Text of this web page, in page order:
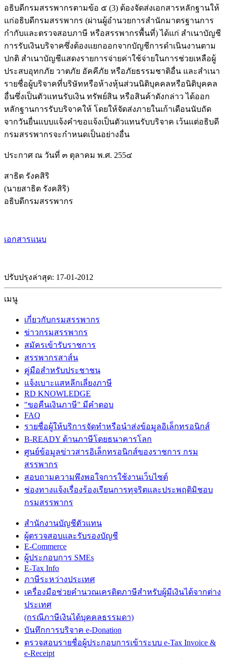
อธิบดีกรมสรรพากรตามข้อ ๕ (3) ต้องจัดส่งเอกสารหลักฐานให้
แก่อธิบดีกรมสรรพากร (ผ่านผู้อำนวยการสำนักมาตรฐานการ
กำกับและตรวจสอบภาษี หรือสรรพากรพื้นที่) ได้แก่ สำเนาบัญชี
การรับเงินบริจาคซึ่งต้องแยกออกจากบัญชีการดำเนินงานตาม
ปกติ สำเนาบัญชีแสดงรายการจ่ายค่าใช้จ่ายในการช่วยเหลือผู้
ประสบอุทกภัย วาตภัย อัคคีภัย หรือภัยธรรมชาติอื่น และสำเนา
รายชื่อผู้บริจาคที่บริษัทหรือห้างหุ้นส่วนนิติบุคคลหรือนิติบุคคล
อื่นซึ่งเป็นตัวแทนรับเงิน ทรัพย์สิน หรือสินค้าดังกล่าว ได้ออก
หลักฐานการรับบริจาคให้ โดยให้จัดส่งภายในเก้าเดือนนับถัด
จากวันยื่นแบบแจ้งคำขอแจ้งเป็นตัวแทนรับบริจาค เว้นแต่อธิบดี
กรมสรรพากรจะกำหนดเป็นอย่างอื่น
ประกาศ ณ วันที่ ๓ ตุลาคม พ.ศ. 255๔
สาธิต รังคสิริ
(นายสาธิต รังคสิริ)
อธิบดีกรมสรรพากร
เอกสารแนบ
ปรับปรุงล่าสุด: 17-01-2012
เมนู
เกี่ยวกับกรมสรรพากร
ข่าวกรมสรรพากร
สมัครเข้ารับราชการ
สรรพากรสาส์น
คู่มือสำหรับประชาชน
แจ้งเบาะแสหลีกเลี่ยงภาษี
RD KNOWLEDGE
"ขอคืนเงินภาษี" มีคำตอบ
FAQ
รายชื่อผู้ให้บริการจัดทำหรือนำส่งข้อมูลอิเล็กทรอนิกส์
B-READY ด้านภาษีโดยธนาคารโลก
ศูนย์ข้อมูลข่าวสารอิเล็กทรอนิกส์ของราชการ กรม
สรรพากร
สอบถามความพึงพอใจการใช้งานเว็บไซต์
ช่องทางแจ้งเรื่องร้องเรียนการทุจริตและประพฤติมิชอบ
กรมสรรพากร
สำนักงานบัญชีตัวแทน
ผู้ตรวจสอบและรับรองบัญชี
E-Commerce
ผู้ประกอบการ SMEs
E-Tax Info
ภาษีระหว่างประเทศ
เครื่องมือช่วยคำนวณเครดิตภาษีสำหรับผู้มีเงินได้จากต่าง
ประเทศ
(กรณีภาษีเงินได้บุคคลธรรมดา)
บันทึกการบริจาค e-Donation
ตรวจสอบรายชื่อผู้ประกอบการเข้าระบบ e-Tax Invoice &
e-Receipt